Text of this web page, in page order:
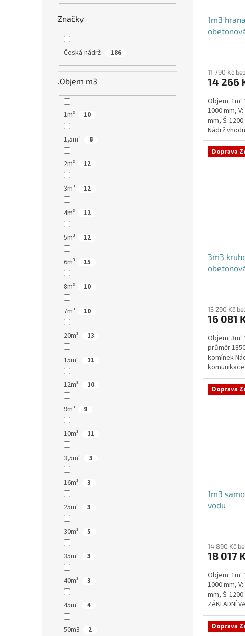
Značky
Česká nádrž 186
.Objem m3
1m³ 10
1,5m³ 8
2m³ 12
3m³ 12
4m³ 12
5m³ 12
6m³ 15
8m³ 10
7m³ 10
20m³ 13
15m³ 11
12m³ 10
9m³ 9
10m³ 11
3,5m³ 3
16m³ 3
25m³ 3
30m³ 5
35m³ 3
40m³ 3
45m³ 4
50m3 2
1m3
11 790 Kč
14 266
Objem:
1000 mm,
mm, Š:
Nádrž
Doprava
3m3
13 290 Kč
16 081
Objem:
průměr
komínek
přítoku/ů,
Doprava
1m3
vodu
produktu
je
z
5
hvězdiček.
14 890 Kč
18 017
Objem:
1000 mm,
mm, Š:
ZÁKLADNÍ
VYSTUŽENÍ.
Doprava